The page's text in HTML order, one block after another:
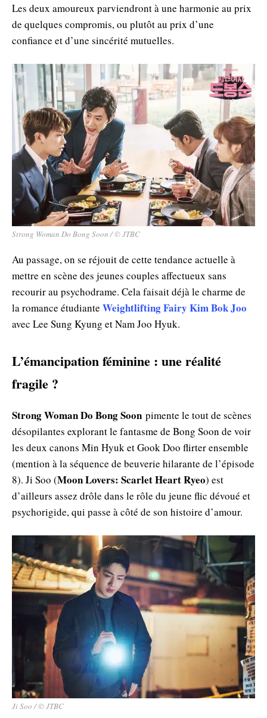
Les deux amoureux parviendront à une harmonie au prix
de quelques compromis, ou plutôt au prix d’une
confiance et d’une sincérité mutuelles.
Strong Woman Do Bong Soon / © JTBC
Au passage, on se réjouit de cette tendance actuelle à
mettre en scène des jeunes couples affectueux sans
recourir au psychodrame. Cela faisait déjà le charme de
la romance étudiante Weightlifting Fairy Kim Bok Joo
avec Lee Sung Kyung et Nam Joo Hyuk.
L’émancipation féminine : une réalité
fragile ?
Strong Woman Do Bong Soon pimente le tout de scènes
désopilantes explorant le fantasme de Bong Soon de voir
les deux canons Min Hyuk et Gook Doo flirter ensemble
(mention à la séquence de beuverie hilarante de l’épisode
8). Ji Soo (Moon Lovers: Scarlet Heart Ryeo) est
d’ailleurs assez drôle dans le rôle du jeune flic dévoué et
psychorigide, qui passe à côté de son histoire d’amour.
Ji Soo / © JTBC